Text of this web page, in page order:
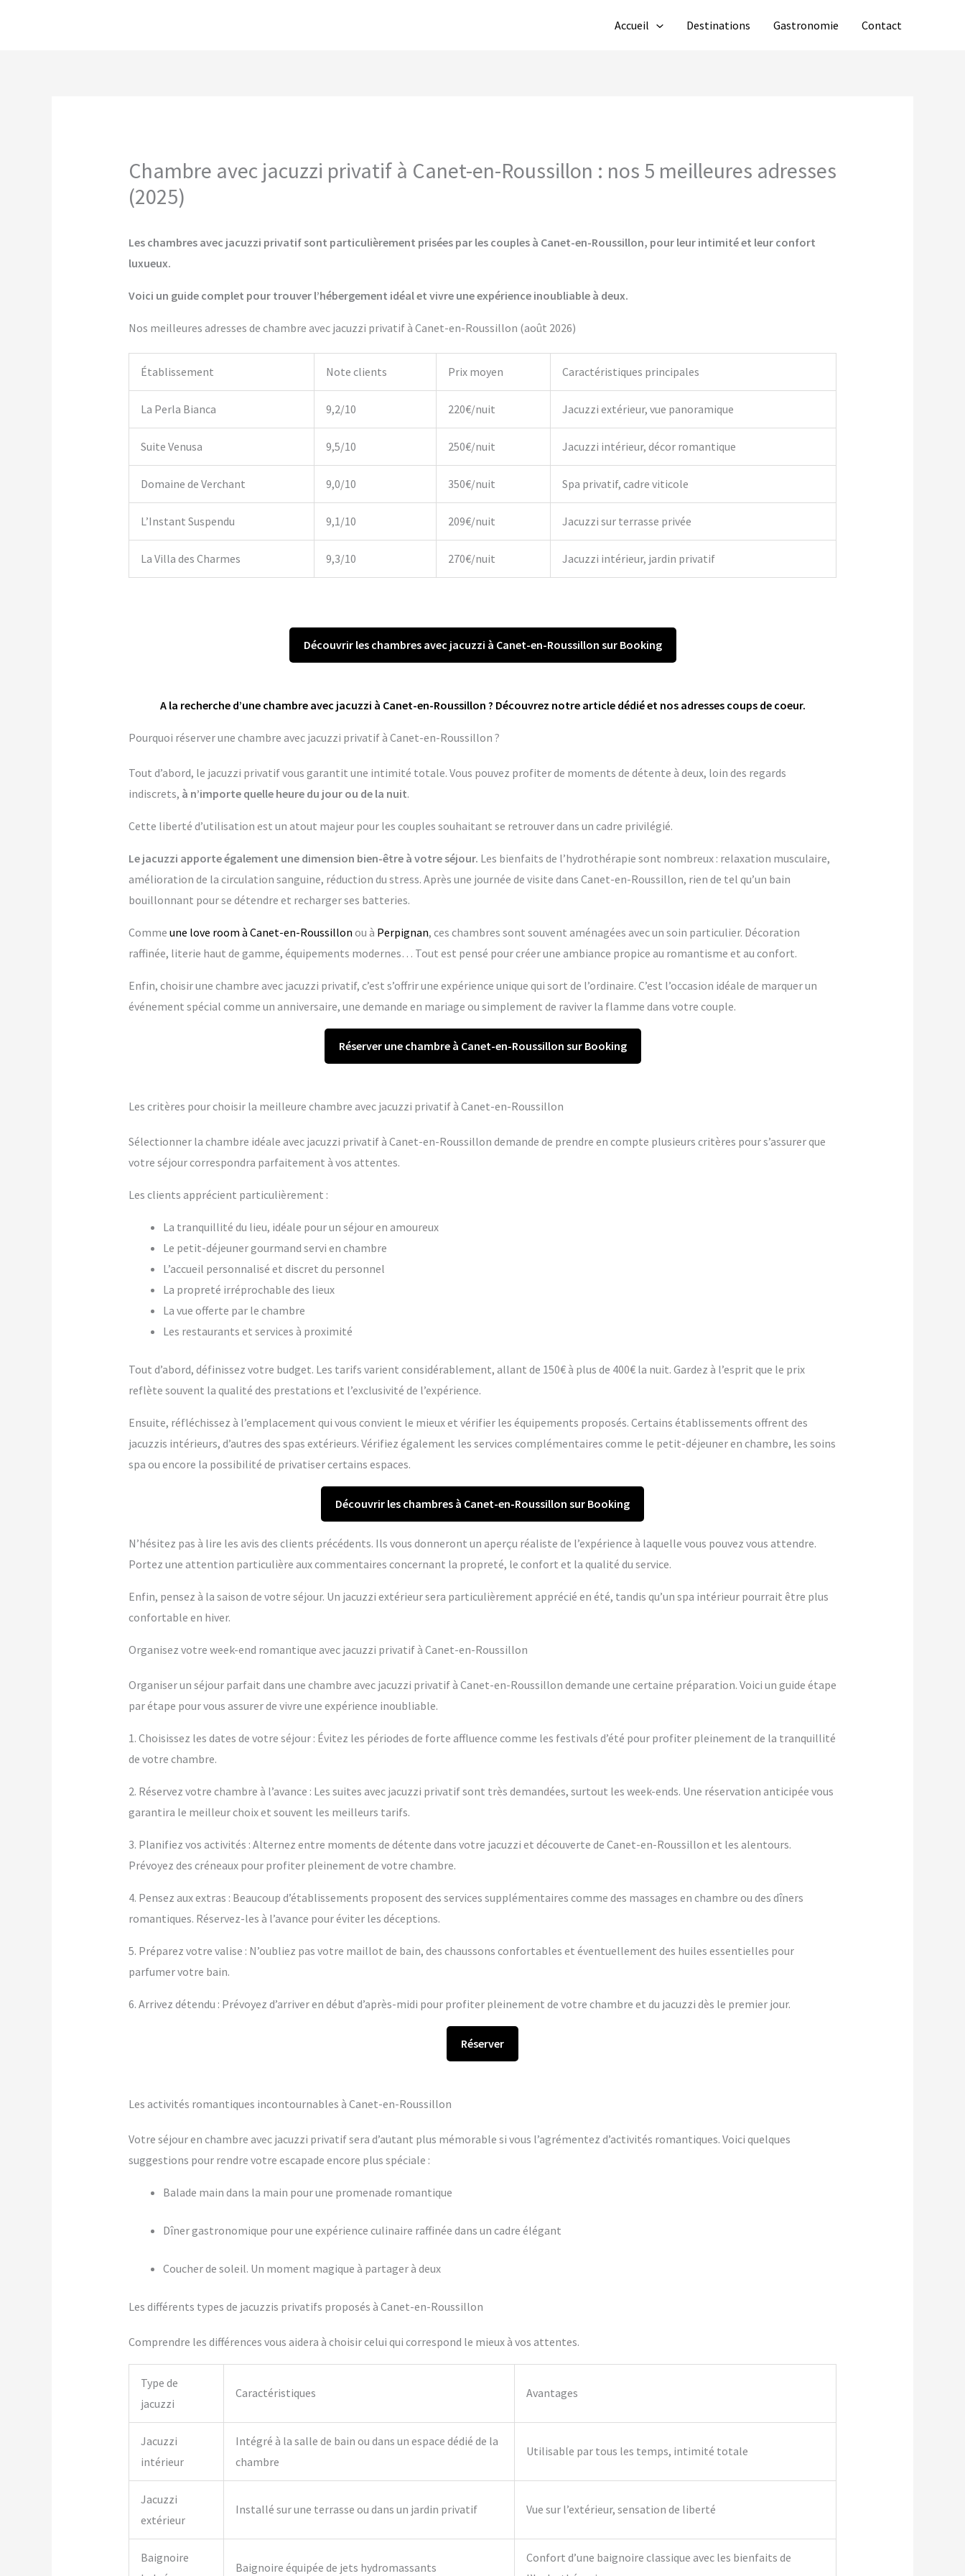
Accueil Destinations Gastronomie Contact
Chambre avec jacuzzi privatif à Canet-en-Roussillon : nos 5 meilleures adresses
(2025)
Les chambres avec jacuzzi privatif sont particulièrement prisées par les couples à Canet-en-Roussillon, pour leur intimité et leur confort
luxueux.
Voici un guide complet pour trouver l’hébergement idéal et vivre une expérience inoubliable à deux.
Nos meilleures adresses de chambre avec jacuzzi privatif à Canet-en-Roussillon (août 2026)
Établissement Note clients Prix moyen Caractéristiques principales
La Perla Bianca 9,2/10 220€/nuit Jacuzzi extérieur, vue panoramique
Suite Venusa 9,5/10 250€/nuit Jacuzzi intérieur, décor romantique
Domaine de Verchant 9,0/10 350€/nuit Spa privatif, cadre viticole
L’Instant Suspendu 9,1/10 209€/nuit Jacuzzi sur terrasse privée
La Villa des Charmes 9,3/10 270€/nuit Jacuzzi intérieur, jardin privatif
Découvrir les chambres avec jacuzzi à Canet-en-Roussillon sur Booking
A la recherche d’une chambre avec jacuzzi à Canet-en-Roussillon ? Découvrez notre article dédié et nos adresses coups de coeur.
Pourquoi réserver une chambre avec jacuzzi privatif à Canet-en-Roussillon ?
Tout d’abord, le jacuzzi privatif vous garantit une intimité totale. Vous pouvez profiter de moments de détente à deux, loin des regards
indiscrets, à n’importe quelle heure du jour ou de la nuit.
Cette liberté d’utilisation est un atout majeur pour les couples souhaitant se retrouver dans un cadre privilégié.
Le jacuzzi apporte également une dimension bien-être à votre séjour. Les bienfaits de l’hydrothérapie sont nombreux : relaxation musculaire,
amélioration de la circulation sanguine, réduction du stress. Après une journée de visite dans Canet-en-Roussillon, rien de tel qu’un bain
bouillonnant pour se détendre et recharger ses batteries.
Comme une love room à Canet-en-Roussillon ou à Perpignan, ces chambres sont souvent aménagées avec un soin particulier. Décoration
raffinée, literie haut de gamme, équipements modernes… Tout est pensé pour créer une ambiance propice au romantisme et au confort.
Enfin, choisir une chambre avec jacuzzi privatif, c’est s’offrir une expérience unique qui sort de l’ordinaire. C’est l’occasion idéale de marquer un
événement spécial comme un anniversaire, une demande en mariage ou simplement de raviver la flamme dans votre couple.
Réserver une chambre à Canet-en-Roussillon sur Booking
Les critères pour choisir la meilleure chambre avec jacuzzi privatif à Canet-en-Roussillon
Sélectionner la chambre idéale avec jacuzzi privatif à Canet-en-Roussillon demande de prendre en compte plusieurs critères pour s’assurer que
votre séjour correspondra parfaitement à vos attentes.
Les clients apprécient particulièrement :
La tranquillité du lieu, idéale pour un séjour en amoureux
Le petit-déjeuner gourmand servi en chambre
L’accueil personnalisé et discret du personnel
La propreté irréprochable des lieux
La vue offerte par le chambre
Les restaurants et services à proximité
Tout d’abord, définissez votre budget. Les tarifs varient considérablement, allant de 150€ à plus de 400€ la nuit. Gardez à l’esprit que le prix
reflète souvent la qualité des prestations et l’exclusivité de l’expérience.
Ensuite, réfléchissez à l’emplacement qui vous convient le mieux et vérifier les équipements proposés. Certains établissements offrent des
jacuzzis intérieurs, d’autres des spas extérieurs. Vérifiez également les services complémentaires comme le petit-déjeuner en chambre, les soins
spa ou encore la possibilité de privatiser certains espaces.
Découvrir les chambres à Canet-en-Roussillon sur Booking
N’hésitez pas à lire les avis des clients précédents. Ils vous donneront un aperçu réaliste de l’expérience à laquelle vous pouvez vous attendre.
Portez une attention particulière aux commentaires concernant la propreté, le confort et la qualité du service.
Enfin, pensez à la saison de votre séjour. Un jacuzzi extérieur sera particulièrement apprécié en été, tandis qu’un spa intérieur pourrait être plus
confortable en hiver.
Organisez votre week-end romantique avec jacuzzi privatif à Canet-en-Roussillon
Organiser un séjour parfait dans une chambre avec jacuzzi privatif à Canet-en-Roussillon demande une certaine préparation. Voici un guide étape
par étape pour vous assurer de vivre une expérience inoubliable.
1. Choisissez les dates de votre séjour : Évitez les périodes de forte affluence comme les festivals d’été pour profiter pleinement de la tranquillité
de votre chambre.
2. Réservez votre chambre à l’avance : Les suites avec jacuzzi privatif sont très demandées, surtout les week-ends. Une réservation anticipée vous
garantira le meilleur choix et souvent les meilleurs tarifs.
3. Planifiez vos activités : Alternez entre moments de détente dans votre jacuzzi et découverte de Canet-en-Roussillon et les alentours.
Prévoyez des créneaux pour profiter pleinement de votre chambre.
4. Pensez aux extras : Beaucoup d’établissements proposent des services supplémentaires comme des massages en chambre ou des dîners
romantiques. Réservez-les à l’avance pour éviter les déceptions.
5. Préparez votre valise : N’oubliez pas votre maillot de bain, des chaussons confortables et éventuellement des huiles essentielles pour
parfumer votre bain.
6. Arrivez détendu : Prévoyez d’arriver en début d’après-midi pour profiter pleinement de votre chambre et du jacuzzi dès le premier jour.
Réserver
Les activités romantiques incontournables à Canet-en-Roussillon
Votre séjour en chambre avec jacuzzi privatif sera d’autant plus mémorable si vous l’agrémentez d’activités romantiques. Voici quelques
suggestions pour rendre votre escapade encore plus spéciale :
Balade main dans la main pour une promenade romantique
Dîner gastronomique pour une expérience culinaire raffinée dans un cadre élégant
Coucher de soleil. Un moment magique à partager à deux
Les différents types de jacuzzis privatifs proposés à Canet-en-Roussillon
Comprendre les différences vous aidera à choisir celui qui correspond le mieux à vos attentes.
Type de
jacuzzi
Caractéristiques Avantages
Jacuzzi
intérieur
Intégré à la salle de bain ou dans un espace dédié de la
chambre
Utilisable par tous les temps, intimité totale
Jacuzzi
extérieur
Installé sur une terrasse ou dans un jardin privatif Vue sur l’extérieur, sensation de liberté
Baignoire
Baignoire équipée de jets hydromassants
Confort d’une baignoire classique avec les bienfaits de